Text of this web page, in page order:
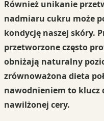
Również unikanie
nadmiaru cukru może
kondycję naszej skóry.
przetworzone często
obniżają naturalny
zrównoważona dieta
nawodnieniem to klucz
nawilżonej cery.